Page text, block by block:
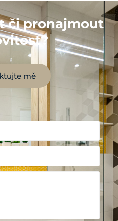
či pronajmout
mě